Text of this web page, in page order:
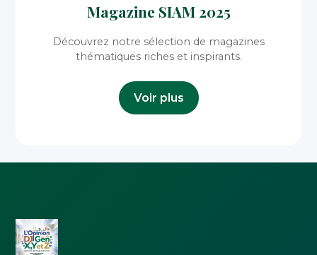
Magazine SIAM 2025
Découvrez notre sélection de magazines
thématiques riches et inspirants.
Voir plus